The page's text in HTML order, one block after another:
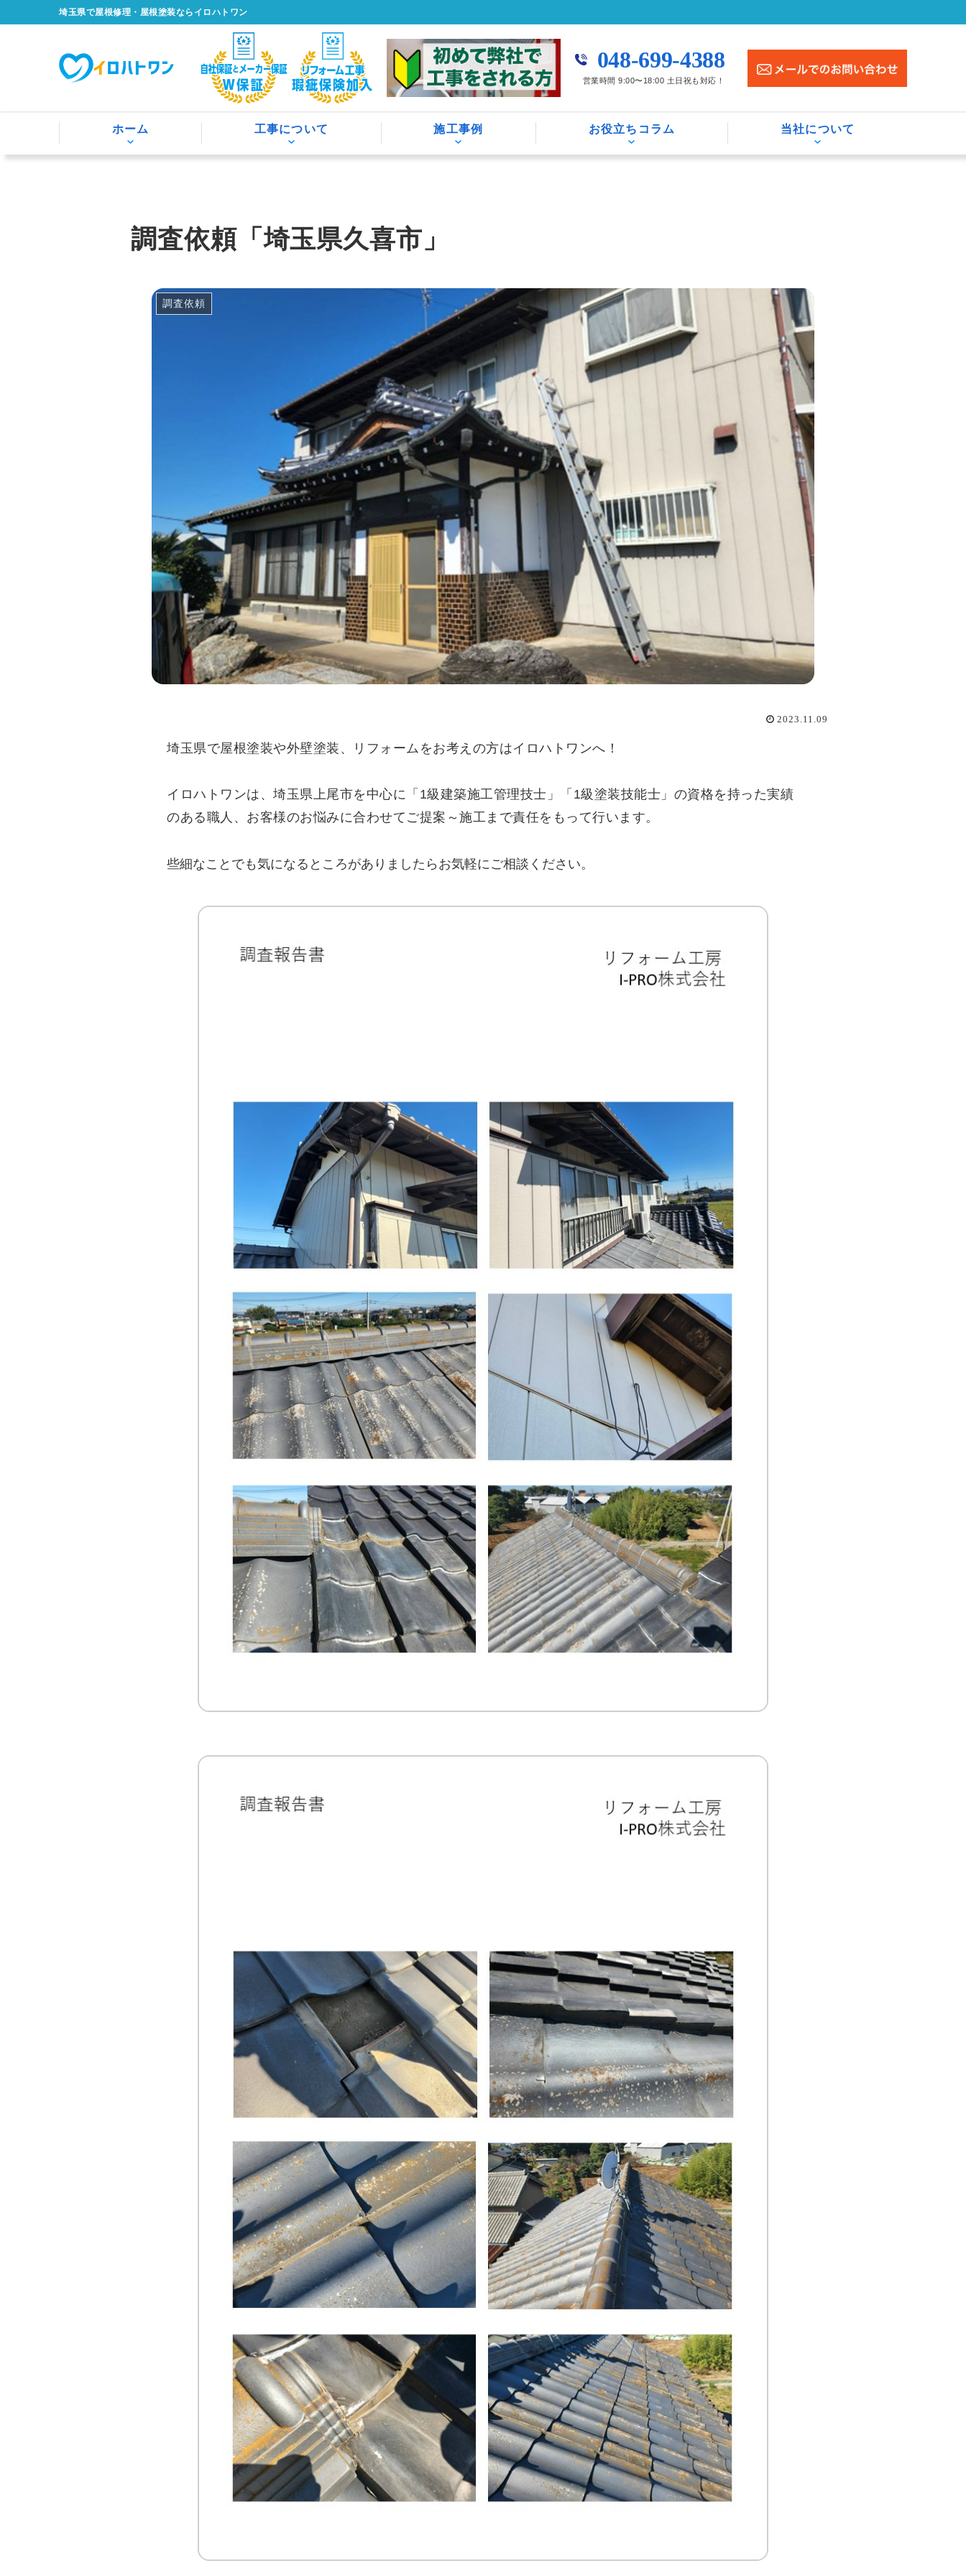
埼玉県で屋根修理・屋根塗装ならイロハトワン
048-699-4388
営業時間 9:00〜18:00 土日祝も対応！
ホーム 工事について 施工事例 お役立ちコラム 当社について
調査依頼「埼玉県久喜市」
調査依頼
2023.11.09
埼玉県で屋根塗装や外壁塗装、リフォームをお考えの方はイロハトワンへ！
イロハトワンは、埼玉県上尾市を中心に 「1級建築施工管理技士」「1級塗装技能士」の資格を持った実績
のある職人、お客様のお悩みに合わせてご提案～施工まで責任をもって行います。
些細なことでも気になるところがありましたらお気軽にご相談ください。